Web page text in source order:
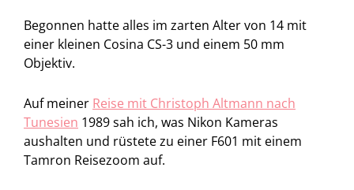
Begonnen hatte alles im zarten Alter von 14 mit
einer kleinen Cosina CS-3 und einem 50 mm
Objektiv.
Auf meiner Reise mit Christoph Altmann nach
Tunesien 1989 sah ich, was Nikon Kameras
aushalten und rüstete zu einer F601 mit einem
Tamron Reisezoom auf.